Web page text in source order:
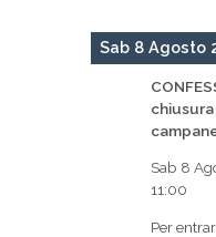
Sab 8 Agosto
Sab 8
11:00
Per